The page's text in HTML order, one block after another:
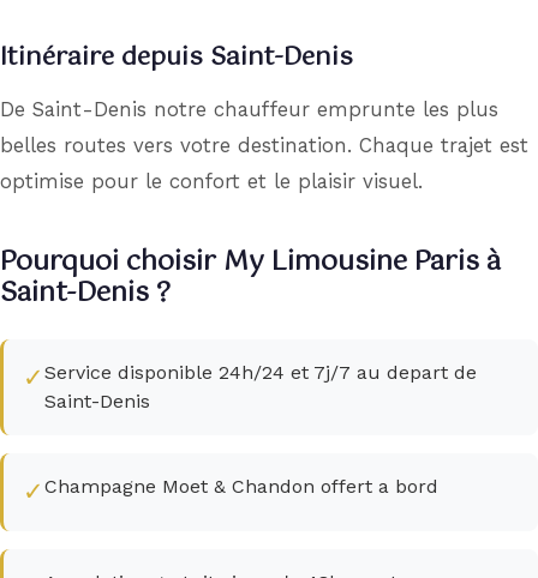
Itinéraire depuis Saint-Denis
De Saint-Denis notre chauffeur emprunte les plus
belles routes vers votre destination. Chaque trajet est
optimise pour le confort et le plaisir visuel.
Pourquoi choisir My Limousine Paris à
Saint-Denis ?
✓ Service disponible 24h/24 et 7j/7 au depart de
Saint-Denis
✓ Champagne Moet & Chandon offert a bord